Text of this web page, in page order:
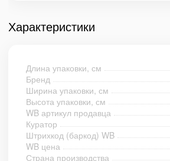
Характеристики
Длина упаковки, см
Бренд
Ширина упаковки, см
Высота упаковки, см
WB артикул продавца
Куратор
Штрихкод (баркод) WB
WB цена
Страна производства